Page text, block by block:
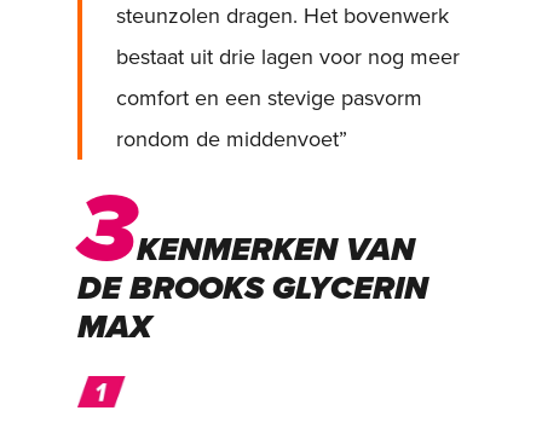
steunzolen dragen. Het bovenwerk
bestaat uit drie lagen voor nog meer
comfort en een stevige pasvorm
rondom de middenvoet”
3KENMERKEN VAN
DE BROOKS GLYCERIN
MAX